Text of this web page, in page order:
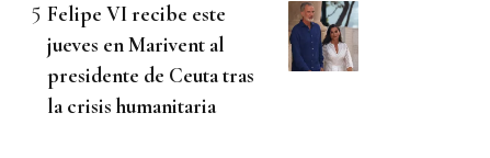
Felipe VI recibe este
jueves en Marivent al
presidente de Ceuta tras
la crisis humanitaria